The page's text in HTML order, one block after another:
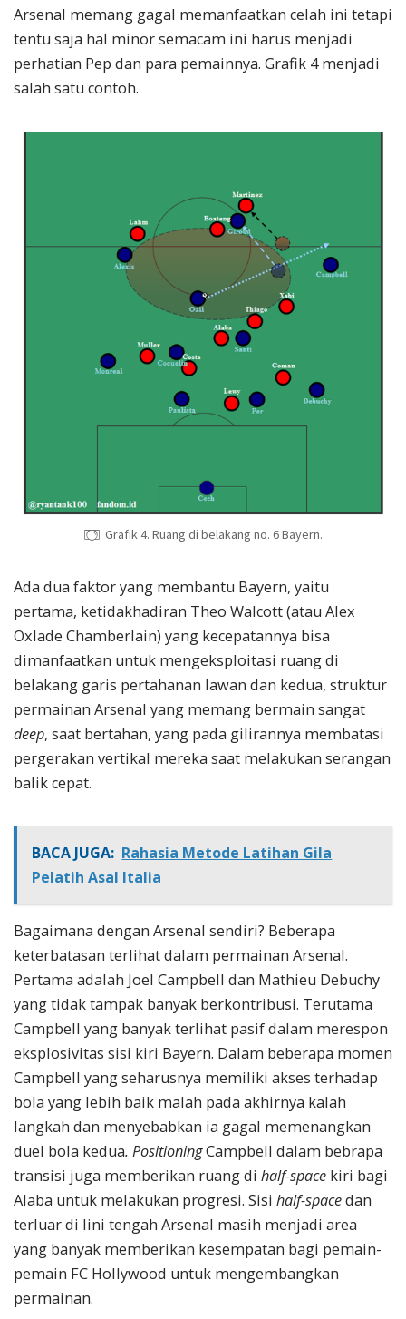
Arsenal memang gagal memanfaatkan celah ini tetapi
tentu saja hal minor semacam ini harus menjadi
perhatian Pep dan para pemainnya. Grafik 4 menjadi
salah satu contoh.
Grafik 4. Ruang di belakang no. 6 Bayern.
Ada dua faktor yang membantu Bayern, yaitu
pertama, ketidakhadiran Theo Walcott (atau Alex
Oxlade Chamberlain) yang kecepatannya bisa
dimanfaatkan untuk mengeksploitasi ruang di
belakang garis pertahanan lawan dan kedua, struktur
permainan Arsenal yang memang bermain sangat
deep, saat bertahan, yang pada gilirannya membatasi
pergerakan vertikal mereka saat melakukan serangan
balik cepat.
BACA JUGA: Rahasia Metode Latihan Gila
Pelatih Asal Italia
Bagaimana dengan Arsenal sendiri? Beberapa
keterbatasan terlihat dalam permainan Arsenal.
Pertama adalah Joel Campbell dan Mathieu Debuchy
yang tidak tampak banyak berkontribusi. Terutama
Campbell yang banyak terlihat pasif dalam merespon
eksplosivitas sisi kiri Bayern. Dalam beberapa momen
Campbell yang seharusnya memiliki akses terhadap
bola yang lebih baik malah pada akhirnya kalah
langkah dan menyebabkan ia gagal memenangkan
duel bola kedua. PositioningCampbell dalam bebrapa
transisi juga memberikan ruang di half-space kiri bagi
Alaba untuk melakukan progresi. Sisi half-spacedan
terluar di lini tengah Arsenal masih menjadi area
yang banyak memberikan kesempatan bagi pemain-
pemain FC Hollywood untuk mengembangkan
permainan.